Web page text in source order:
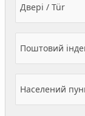
Двері / Tür
Поштовий
Населений